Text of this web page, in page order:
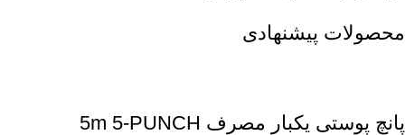
محصولات پیشنهادی
پانچ پوستی یکبار مصرف 5m 5-PUNCH